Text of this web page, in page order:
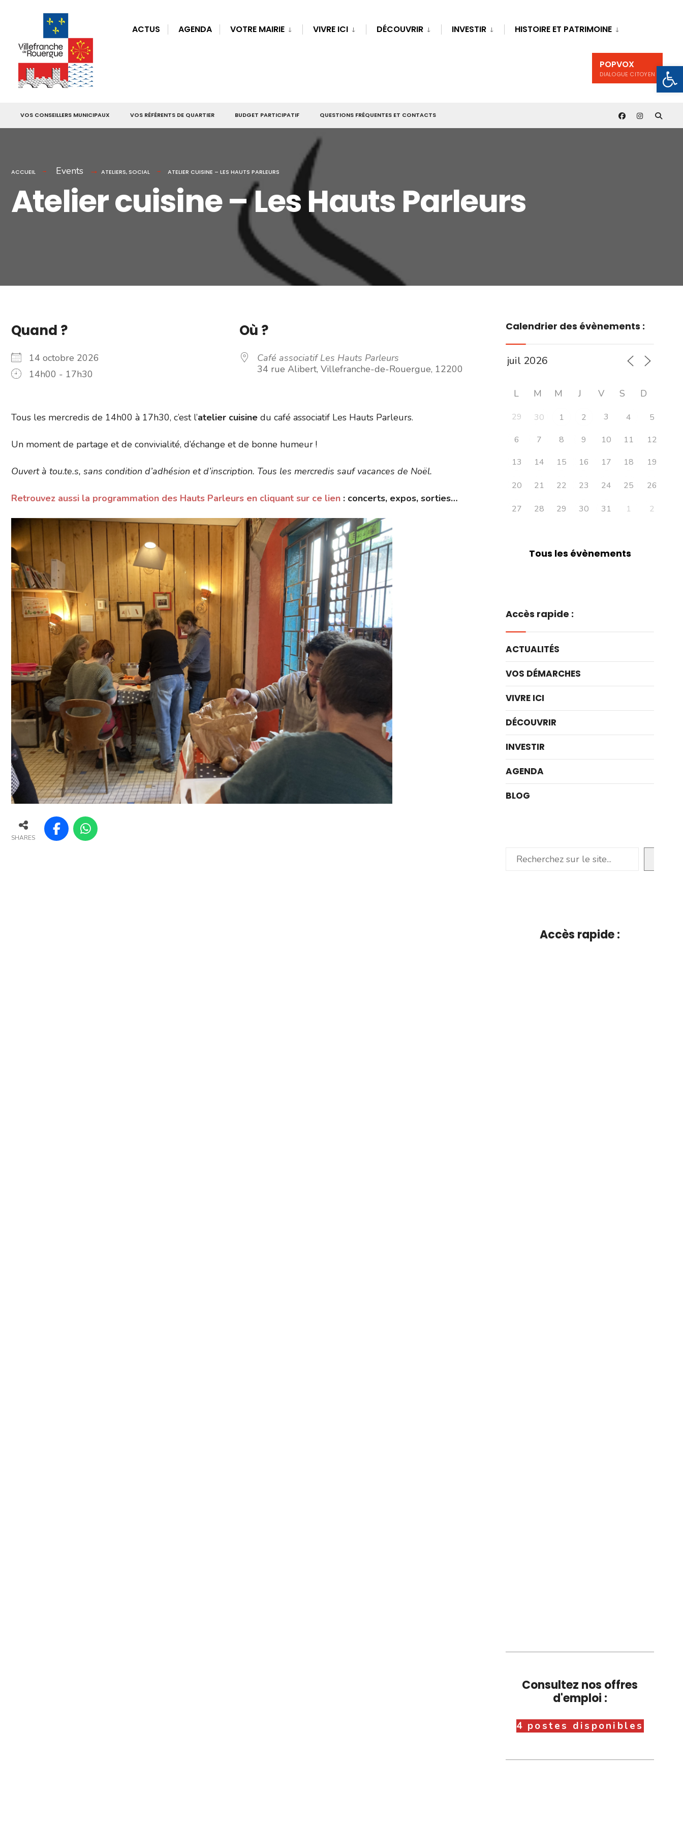
ACTUS AGENDA VOTRE MAIRIE VIVRE ICI DÉCOUVRIR INVESTIR HISTOIRE ET PATRIMOINE
POPVOX
DIALOGUE CITOYEN
VOS CONSEILLERS MUNICIPAUX VOS RÉFÉRENTS DE QUARTIER BUDGET PARTICIPATIF QUESTIONS FRÉQUENTES ET CONTACTS
ACCUEIL Events ATELIERS, SOCIAL ATELIER CUISINE – LES HAUTS PARLEURS
Atelier cuisine – Les Hauts Parleurs
Quand ?
14 octobre 2026
14h00 - 17h30
Où ?
Café associatif Les Hauts Parleurs
34 rue Alibert, Villefranche-de-Rouergue, 12200
Tous les mercredis de 14h00 à 17h30, c’est l’atelier cuisine du café associatif Les Hauts Parleurs.
Un moment de partage et de convivialité, d’échange et de bonne humeur !
Ouvert à tou.te.s, sans condition d’adhésion et d’inscription. Tous les mercredis sauf vacances de Noël.
Retrouvez aussi la programmation des Hauts Parleurs en cliquant sur ce lien : concerts, expos, sorties…
SHARES
Calendrier des évènements :
L M M J V S D
29 30 1 2 3 4
5
6
7 8 9 10 11
12
13
14 15 16 17 18 19
20 21 22 23 24 25 26
27 28 29 30 31 1 2
Tous les évènements
Accès rapide :
ACTUALITÉS
VOS DÉMARCHES
VIVRE ICI
DÉCOUVRIR
INVESTIR
AGENDA
BLOG
Rechercher
Accès rapide :
Consultez nos offres
d'emploi :
4 postes disponibles